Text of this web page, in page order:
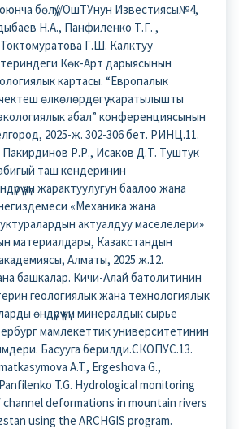
бөлүү//ОшТУнун Известиясы№4,
Н.А., Панфиленко Т.Г. ,
Г.Ш. Калктуу
Көк-Арт дарыясынын
картасы. “Европалык
өлкөлөрдөгү жаратылышты
абал” конференциясынын
2025-ж. 302-306 бет. РИНЦ.11.
Пакирдинов Р.Р., Исаков Д.Т. Туштук
таш кендеринин
үчүн жарактуулугун баалоо жана
«Механика жана
актуалдуу маселелери»
материалдары, Казакстандын
Алматы, 2025 ж.12.
башкалар. Кичи-Алай батолитинин
геологиялык жана технологиялык
өндүрүү үчүн минералдык сырье
мамлекеттик университетинин
Басууга берилди.СКОПУС.13.
A.T., Ergeshova G.,
T.G. Hydrological monitoring
deformations in mountain rivers
using the ARCHGIS program.